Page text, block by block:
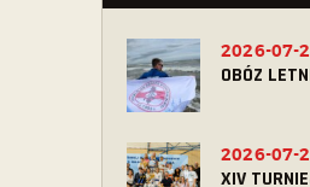
OBÓZ
2026-07-
XIV
2026-07-